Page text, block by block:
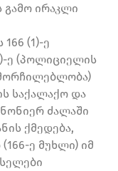
გამო ირაკლი
(1)-ე
ე (პოლიციელის
საქალაქო და
ძალაში
ქმედება,
ე მუხლი) იმ